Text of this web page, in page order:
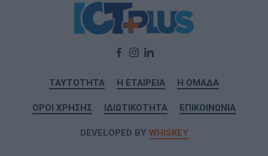
ΤΑΥΤΟΤΗΤΑ Η ΕΤΑΙΡΕΙΑ Η ΟΜΑΔΑ
ΟΡΟΙ ΧΡΗΣΗΣ ΙΔΙΩΤΙΚΟΤΗΤΑ ΕΠΙΚΟΙΝΩΝΙΑ
DEVELOPED BY WHISKEY